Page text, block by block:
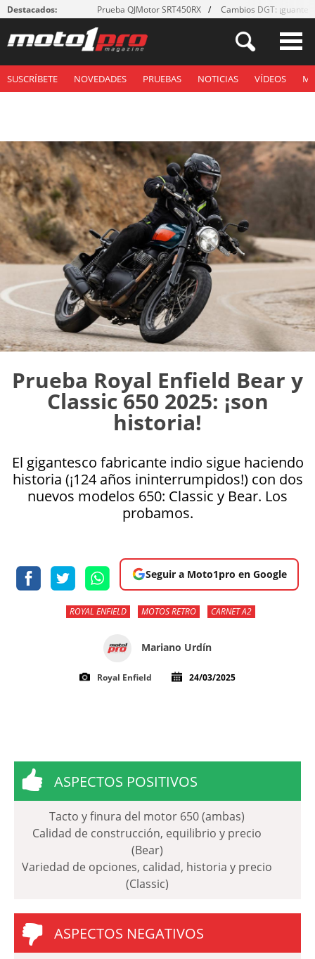
Destacados: Prueba QJMotor SRT450RX Cambios DGT: ¡guantes!
SUSCRÍBETE NOVEDADES PRUEBAS NOTICIAS VÍDEOS
Prueba Royal Enfield Bear y
Classic 650 2025: ¡son
historia!
El gigantesco fabricante indio sigue haciendo
historia (¡124 años ininterrumpidos!) con dos
nuevos modelos 650: Classic y Bear. Los
probamos.
Seguir a Moto1pro en Google
ROYAL ENFIELD MOTOS RETRO CARNET A2
Mariano Urdín
Royal Enfield 24/03/2025
ASPECTOS POSITIVOS
Tacto y finura del motor 650 (ambas)
Calidad de construcción, equilibrio y precio
(Bear)
Variedad de opciones, calidad, historia y precio
(Classic)
ASPECTOS NEGATIVOS